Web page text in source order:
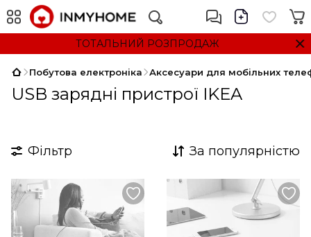
ТОТАЛЬНИЙ РОЗПРОДАЖ
Побутова електроніка Аксесуари для мобільних
USB зарядні пристрої IKEA
Фільтр За популярністю